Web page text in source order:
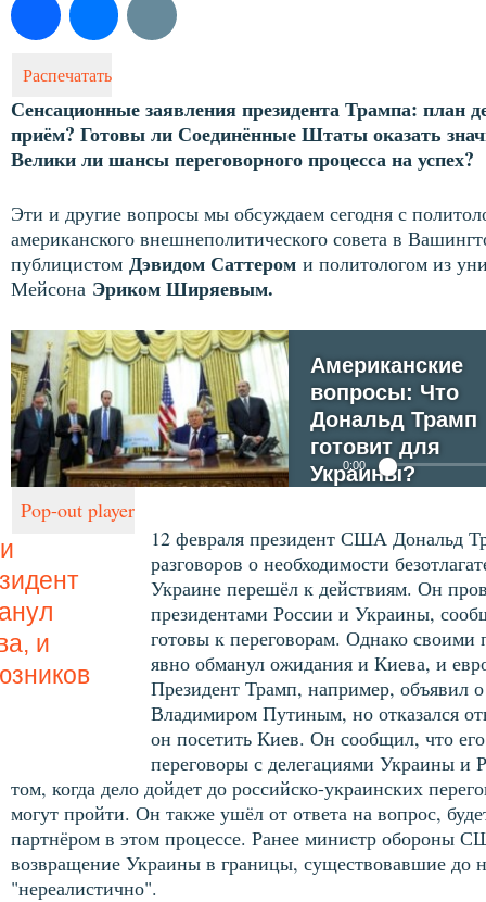
Распечатать
Сенсационные заявления президента Трампа: план
приём? Готовы ли Соединённые Штаты оказать
Велики ли шансы переговорного процесса на успех?
Эти и другие вопросы мы обсуждаем сегодня с
американского внешнеполитического совета в
публицистом Дэвидом Саттером и политологом из
Мейсона Эриком Ширяевым.
Американские
вопросы: Что
Дональд Трамп
готовит для
Украины?
No media source currently
0:00
Pop-out player
и
12 февраля президент США Дональд
разговоров о необходимости
Украине перешёл к действиям. Он
президентами России и Украины,
готовы к переговорам. Однако
явно обманул ожидания и Киева, и
Президент Трамп, например, объявил
Владимиром Путиным, но отказался
он посетить Киев. Он сообщил, что
переговоры с делегациями Украины и
том, когда дело дойдет до российско-украинских
могут пройти. Он также ушёл от ответа на вопрос,
партнёром в этом процессе. Ранее министр обороны
возвращение Украины в границы, существовавшие до
"нереалистично".